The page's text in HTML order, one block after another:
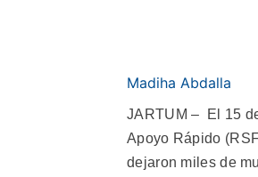
Madiha Abdalla
JARTUM – El 15
Apoyo Rápido
dejaron miles de